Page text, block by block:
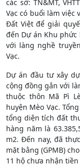
các sở: TN&MT,
Vạc có buổi làm việc
Đất Việt để giải
đến Dự án Khu
với làng nghề
Vạc.
Dự án đầu tư xây
cộng đồng gắn với
thuộc thôn Mã Pì
huyện Mèo Vạc.
tổng diện tích đất
hàng năm là
m2. Đến nay, đã
mặt bằng (GPMB)
11 hộ chưa nhận